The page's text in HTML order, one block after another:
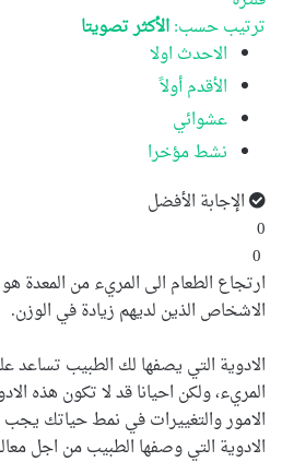
ترتيب حسب:الأكثر تصويتا
الاحدث اولا
الأقدم أولاً
عشوائي
نشط مؤخرا
الإجابة الأفضل
0
0
ارتجاع الطعام الى المريء من
الاشخاص الذين لديهم زيادة في الوزن.
الادوية التي يصفها لك الطبيب تساعد
المريء، ولكن احيانا قد لا تكون هذه
الامور والتغييرات في نمط حياتك يجب
الادوية التي وصفها الطبيب من اجل